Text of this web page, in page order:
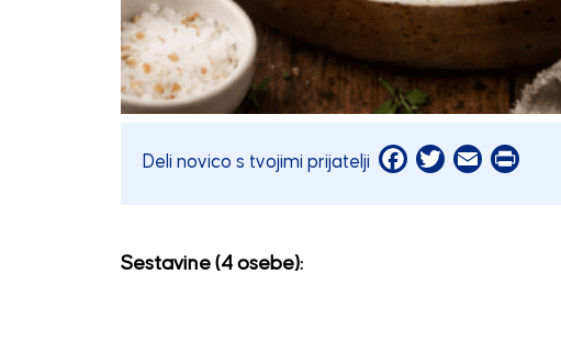
Deli novico s tvojimi prijatelji Facebook
Twitter
EmailPrint
Sestavine (4 osebe):